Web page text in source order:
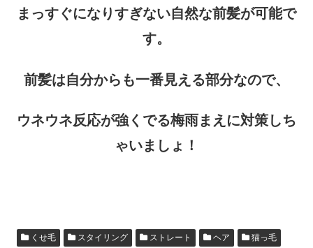
まっすぐになりすぎない自然な前髪が可能で
す。
前髪は自分からも一番見える部分なので、
ウネウネ反応が強くでる梅雨まえに対策しち
ゃいましょ！
くせ毛 スタイリング ストレート ヘア 猫っ毛